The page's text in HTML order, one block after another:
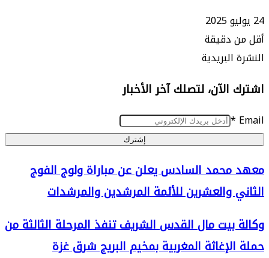
لتصلك آخر الأخبار
السادس يعلن عن مباراة ولوج الفوج
والعشرين للأئمة المرشدين والمرشدات
مال القدس الشريف تنفذ المرحلة الثالثة من
المغربية بمخيم البريج شرق غزة